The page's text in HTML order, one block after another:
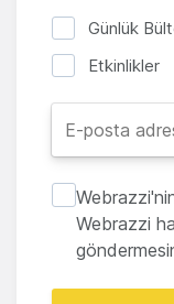
Günlük
Etkinlikler
Webrazzi